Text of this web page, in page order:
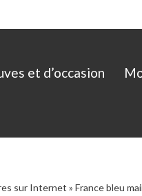
et d’occasion
sur Internet » France bleu